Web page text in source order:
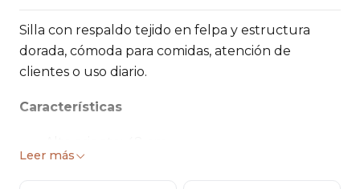
Silla con respaldo tejido en felpa y estructura
dorada, cómoda para comidas, atención de
clientes o uso diario.
Características
Alto total: 94 cm
Leer más